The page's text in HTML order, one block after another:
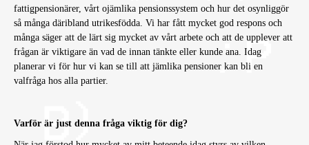
fattigpensionärer, vårt ojämlika pensionssystem och hur det osynliggör
så många däribland utrikesfödda. Vi har fått mycket god respons och
många säger att de lärt sig mycket av vårt arbete och att de upplever att
frågan är viktigare än vad de innan tänkte eller kunde ana. Idag
planerar vi för hur vi kan se till att jämlika pensioner kan bli en
valfråga hos alla partier.
Varför är just denna fråga viktig för dig?